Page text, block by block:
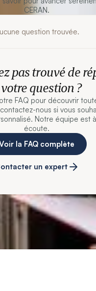
CERAN.
question trouvée.
pas trouvé de
question ?
FAQ pour découvrir
nous si vous
Notre équipe est
écoute.
la FAQ complète
un expert